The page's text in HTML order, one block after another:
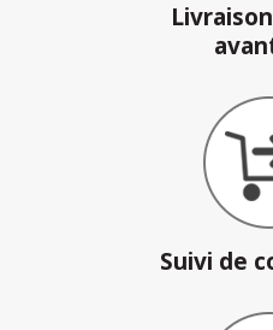
Suivi de